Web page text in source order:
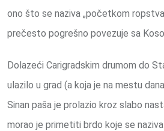
ono što se naziva „početkom
prečesto pogrešno povezuje sa
Dolazeći Carigradskim drumom do
ulazilo u grad (a koja je na mestu
Sinan paša je prolazio kroz slabo
morao je primetiti brdo koje se